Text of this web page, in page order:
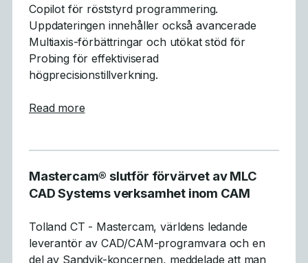
Copilot för röststyrd programmering.
Uppdateringen innehåller också avancerade
Multiaxis-förbättringar och utökat stöd för
Probing för effektiviserad
högprecisionstillverkning.
Read moreabout Mastercam 2026.R2 levererar
Mastercam® slutför förvärvet av MLC
CAD Systems verksamhet inom CAM
Tolland CT - Mastercam, världens ledande
leverantör av CAD/CAM-programvara och en
del av Sandvik-koncernen, meddelade att man